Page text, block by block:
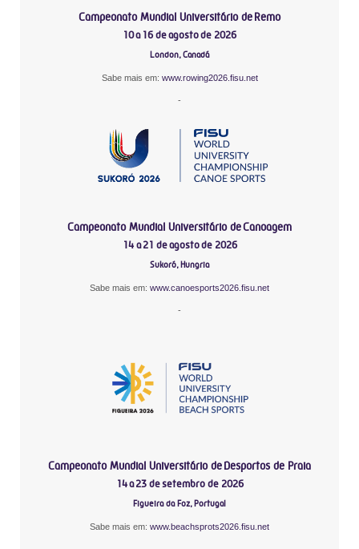
Campeonato Mundial Universitário de Remo
10 a 16 de agosto de 2026
London, Canadá
Sabe mais em: www.rowing2026.fisu.net
-
Campeonato Mundial Universitário de Canoagem
14 a 21 de agosto de 2026
Sukoró, Hungria
Sabe mais em: www.canoesports2026.fisu.net
-
Campeonato Mundial Universitário de Desportos de Praia
14 a 23 de setembro de 2026
Figueira da Foz, Portugal
Sabe mais em: www.beachsprots2026.fisu.net